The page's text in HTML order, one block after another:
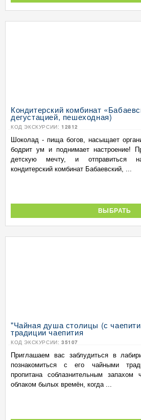
Кондитерский комбинат
дегустацией, пешеходная)
КОД ЭКСКУРСИИ: 12812
Шоколад - пища богов, насыщает
бодрит ум и поднимает настроение!
детскую мечту, и отправиться
кондитерский комбинат Бабаевский, ...
ВЫБРАТЬ
"Чайная душа столицы (с
традиции чаепития
КОД ЭКСКУРСИИ: 35107
Приглашаем вас заблудиться в
познакомиться с его чайными
пропитана соблазнительным
облаком былых времён, когда ...